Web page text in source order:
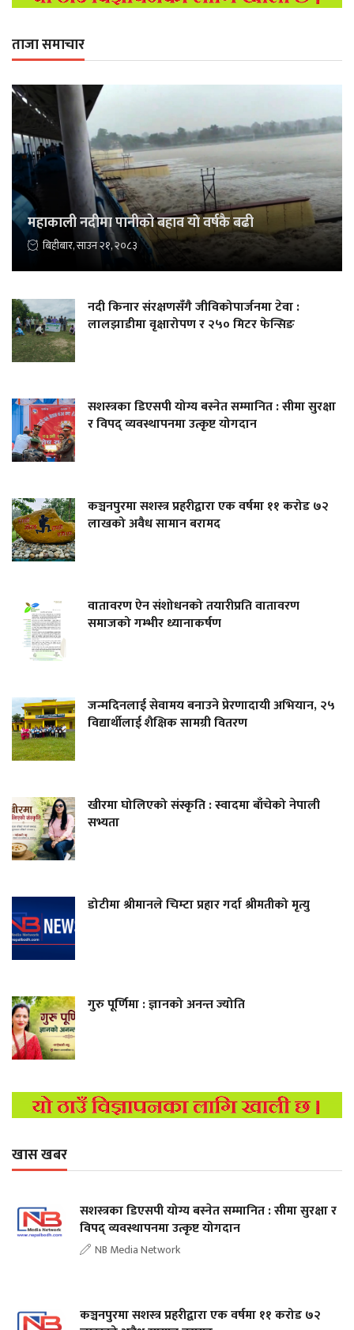
ताजा समाचार
महाकाली नदीमा पानीको बहाव याे वर्षकै बढी
बिहीबार, साउन २१, २०८३
नदी किनार संरक्षणसँगै जीविकोपार्जनमा टेवा :
लालझाडीमा वृक्षारोपण र २५० मिटर फेन्सिङ
सशस्त्रका डिएसपी योग्य बस्नेत सम्मानित : सीमा सुरक्षा
र विपद् व्यवस्थापनमा उत्कृष्ट योगदान
कञ्चनपुरमा सशस्त्र प्रहरीद्वारा एक वर्षमा ११ करोड ७२
लाखको अवैध सामान बरामद
वातावरण ऐन संशोधनको तयारीप्रति वातावरण
समाजको गम्भीर ध्यानाकर्षण
जन्मदिनलाई सेवामय बनाउने प्रेरणादायी अभियान, २५
विद्यार्थीलाई शैक्षिक सामग्री वितरण
खीरमा घोलिएको संस्कृति : स्वादमा बाँचेको नेपाली
सभ्यता
डोटीमा श्रीमानले चिम्टा प्रहार गर्दा श्रीमतीको मृत्यु
गुरु पूर्णिमा : ज्ञानको अनन्त ज्योति
खास खबर
सशस्त्रका डिएसपी योग्य बस्नेत सम्मानित : सीमा सुरक्षा र
विपद् व्यवस्थापनमा उत्कृष्ट योगदान
NB Media Network
कञ्चनपुरमा सशस्त्र प्रहरीद्वारा एक वर्षमा ११ करोड ७२